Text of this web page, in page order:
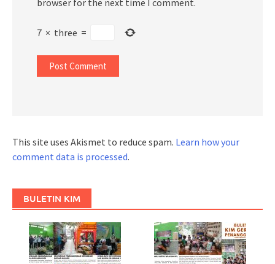
7 × three =
This site uses Akismet to reduce spam. Learn how your
comment data is processed.
BULETIN KIM